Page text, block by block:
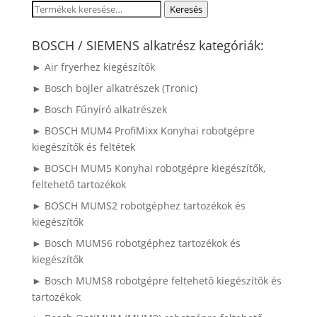
Keresés
következőre:
Keresés
BOSCH / SIEMENS alkatrész kategóriák:
► Air fryerhez kiegészítők
► Bosch bojler alkatrészek (Tronic)
► Bosch Fűnyíró alkatrészek
► BOSCH MUM4 ProfiMixx Konyhai robotgépre
kiegészítők és feltétek
► BOSCH MUM5 Konyhai robotgépre kiegészítők,
feltehető tartozékok
► BOSCH MUMS2 robotgéphez tartozékok és
kiegészítők
► Bosch MUMS6 robotgéphez tartozékok és
kiegészítők
► Bosch MUMS8 robotgépre feltehető kiegészítők és
tartozékok